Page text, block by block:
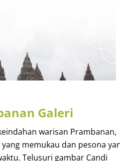
Galeri
warisan Prambanan,
memukau dan pesona
Telusuri gambar Candi